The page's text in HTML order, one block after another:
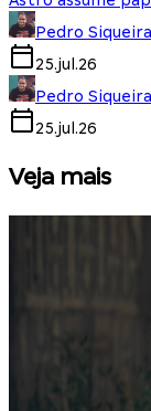
Pedro Siqueira
25.jul.26
Pedro Siqueira
25.jul.26
Veja mais